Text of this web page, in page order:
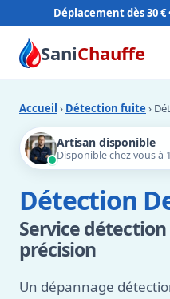
Déplacement dès 30 €
SaniChauffe
Accueil › Détection fuite ›
Artisan disponible
Disponible chez vous à
Détection
Service
précision
Un dépannage